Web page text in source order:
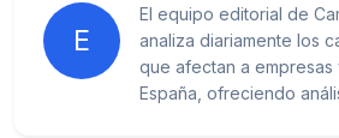
E
El equipo editorial de
analiza diariamente los
que afectan a empresas
España, ofreciendo